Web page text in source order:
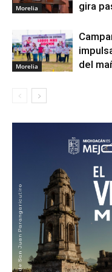
Morelia gira
Morelia
del